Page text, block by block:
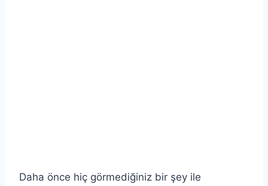
Daha önce hiç görmediğiniz bir şey ile